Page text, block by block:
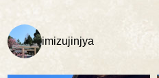
imizujinjya